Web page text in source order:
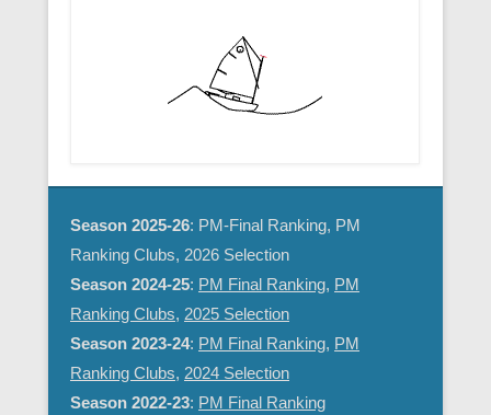
Season 2025-26: PM-Final Ranking, PM
Ranking Clubs, 2026 Selection
Season 2024-25: PM Final Ranking, PM
Ranking Clubs, 2025 Selection
Season 2023-24: PM Final Ranking, PM
Ranking Clubs, 2024 Selection
Season 2022-23: PM Final Ranking